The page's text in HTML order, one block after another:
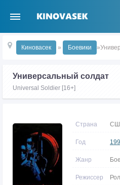
Киновасек » Боевики
Универсальный солдат
Universal Soldier [16+]
Страна
Год
Жанр
Режиссер